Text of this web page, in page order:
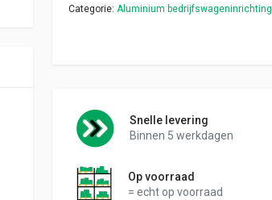
Categorie: Aluminium bedrijfswageninrichting
Snelle levering
Binnen 5 werkdagen
Op voorraad
= echt op voorraad